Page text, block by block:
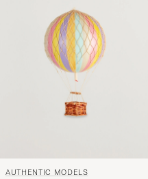
AUTHENTIC MODELS